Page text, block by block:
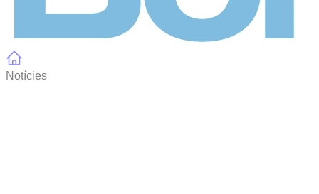
Notícies